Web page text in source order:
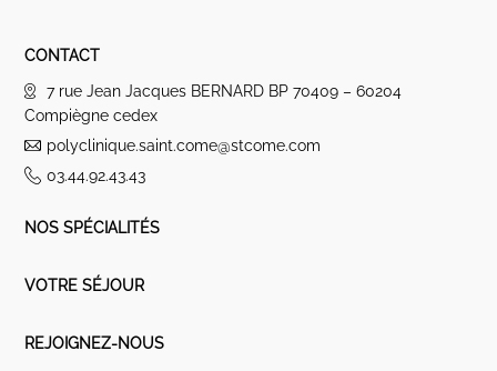
CONTACT
7 rue Jean Jacques BERNARD BP 70409 – 60204
Compiègne cedex
polyclinique.saint.come@stcome.com
03.44.92.43.43
NOS SPÉCIALITÉS
VOTRE SÉJOUR
REJOIGNEZ-NOUS